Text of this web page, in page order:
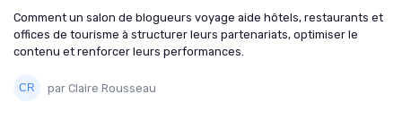
Comment un salon de blogueurs voyage aide hôtels, restaurants et
offices de tourisme à structurer leurs partenariats, optimiser le
contenu et renforcer leurs performances.
par Claire Rousseau